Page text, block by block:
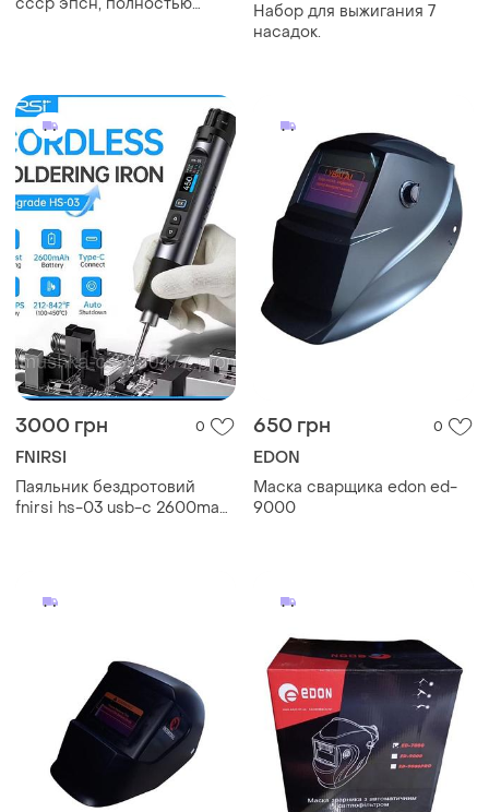
Набор для выжигания 7
насадок.
3000 грн 0
FNIRSI
Паяльник бездротовий
fnirsi hs-03 usb-c 2600mah,
650 грн 0
EDON
Маска сварщика еdon ed-
9000